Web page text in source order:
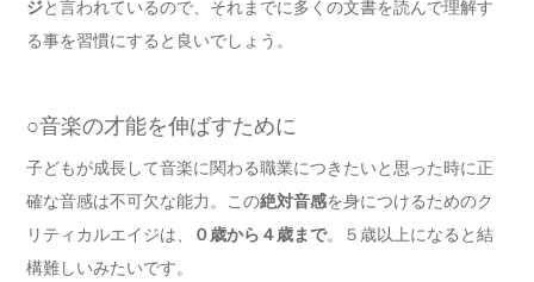
ジと言われているので、それまでに多くの文書を読んで理解す
る事を習慣にすると良いでしょう。
○音楽の才能を伸ばすために
子どもが成長して音楽に関わる職業につきたいと思った時に正
確な音感は不可欠な能力。この絶対音感を身につけるためのク
リティカルエイジは、
０歳から４歳まで。５歳以上になると結
構難しいみたいです。